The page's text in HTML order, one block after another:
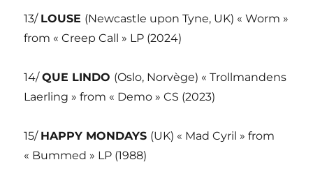
13/ LOUSE (Newcastle upon Tyne, UK) « Worm »
from « Creep Call » LP (2024)
14/QUE LINDO (Oslo, Norvège) « Trollmandens
Laerling » from « Demo » CS (2023)
15/ HAPPY MONDAYS (UK) « Mad Cyril » from
« Bummed » LP (1988)